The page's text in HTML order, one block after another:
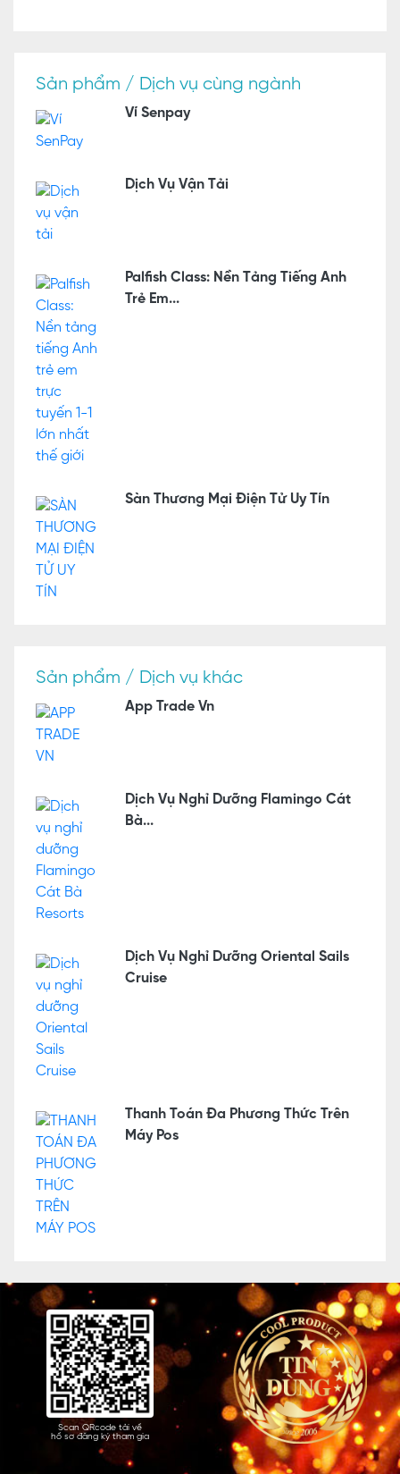
Sản phẩm / Dịch vụ cùng ngành
Ví Senpay
Dịch Vụ Vận Tải
Palfish Class: Nền Tảng Tiếng Anh
Trẻ Em...
Sàn Thương Mại Điện Tử Uy Tín
Sản phẩm / Dịch vụ khác
App Trade Vn
Dịch Vụ Nghỉ Dưỡng Flamingo Cát
Bà...
Dịch Vụ Nghỉ Dưỡng Oriental Sails
Cruise
Thanh Toán Đa Phương Thức Trên
Máy Pos
Scan QRcode tải về
hồ sơ đăng ký tham gia